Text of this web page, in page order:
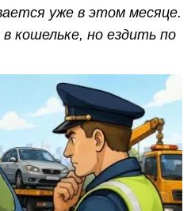
уже в этом месяце.
кошельке, но ездить по